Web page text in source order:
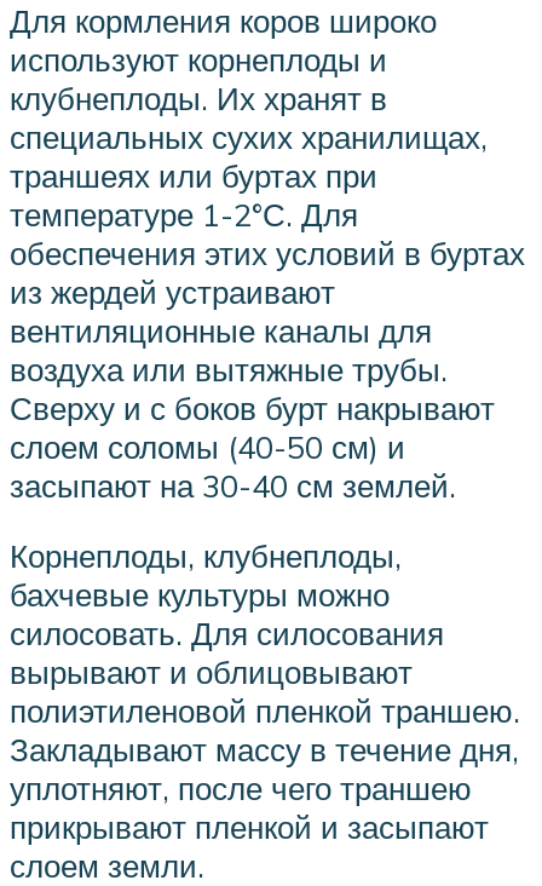
Для кормления коров широко
используют корнеплоды и
клубнеплоды. Их хранят в
специальных сухих хранилищах,
траншеях или буртах при
температуре 1-2°С. Для
обеспечения этих условий в буртах
из жердей устраивают
вентиляционные каналы для
воздуха или вытяжные трубы.
Сверху и с боков бурт накрывают
слоем соломы (40-50 см) и
засыпают на 30-40 см землей.
Корнеплоды, клубнеплоды,
бахчевые культуры можно
силосовать. Для силосования
вырывают и облицовывают
полиэтиленовой пленкой траншею.
Закладывают массу в течение дня,
уплотняют, после чего траншею
прикрывают пленкой и засыпают
слоем земли.